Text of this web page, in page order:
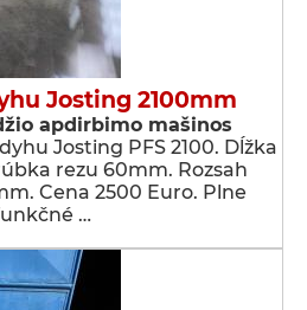
Josting 2100mm
apdirbimo mašinos
Josting PFS 2100. Dĺžka
rezu 60mm. Rozsah
Cena 2500 Euro. Plne
…